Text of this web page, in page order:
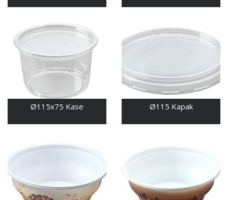
Ø115x75 Kase Ø115 Kapak